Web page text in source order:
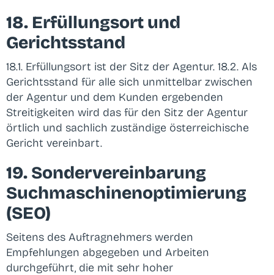
18. Erfüllungsort und
Gerichtsstand
18.1. Erfüllungsort ist der Sitz der Agentur. 18.2. Als
Gerichtsstand für alle sich unmittelbar zwischen
der Agentur und dem Kunden ergebenden
Streitigkeiten wird das für den Sitz der Agentur
örtlich und sachlich zuständige österreichische
Gericht vereinbart.
19. Sondervereinbarung
Suchmaschinenoptimierung
(SEO)
Seitens des Auftragnehmers werden
Empfehlungen abgegeben und Arbeiten
durchgeführt, die mit sehr hoher